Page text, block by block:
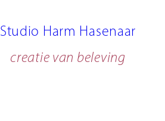
Studio Harm Hasenaar
creatie van beleving